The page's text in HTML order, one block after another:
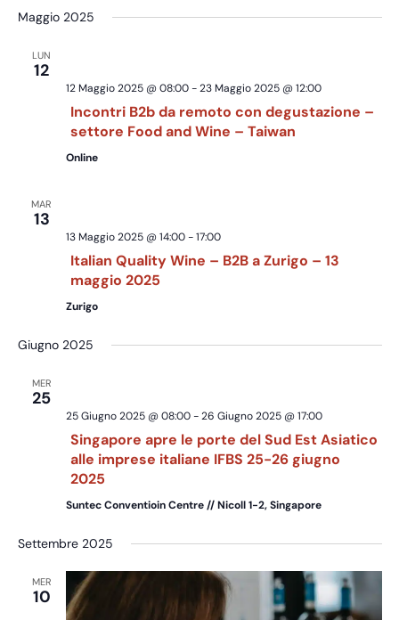
la
data.
Maggio 2025
LUN
12
12 Maggio 2025 @ 08:00-23 Maggio 2025 @ 12:00
Incontri B2b da remoto con degustazione –
settore Food and Wine – Taiwan
Online
MAR
13
13 Maggio 2025 @ 14:00-17:00
Italian Quality Wine – B2B a Zurigo – 13
maggio 2025
Zurigo
Giugno 2025
MER
25
25 Giugno 2025 @ 08:00-26 Giugno 2025 @ 17:00
Singapore apre le porte del Sud Est Asiatico
alle imprese italiane IFBS 25-26 giugno
2025
Suntec Conventioin Centre // Nicoll 1-2, Singapore
Settembre 2025
MER
10